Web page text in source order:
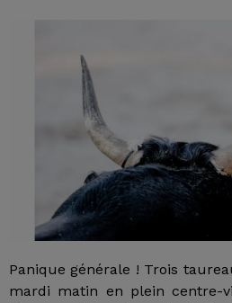
Panique générale ! Trois
mardi matin en plein centre-